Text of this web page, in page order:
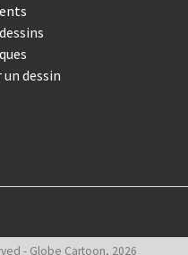
dessin
- Globe Cartoon, 2026